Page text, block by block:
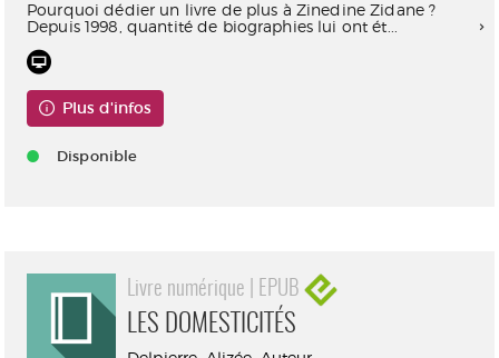
Pourquoi dédier un livre de plus à Zinedine Zidane ?
Depuis 1998, quantité de biographies lui ont ét...
Plus d'infos
Disponible
Livre numérique | EPUB
LES DOMESTICITÉS